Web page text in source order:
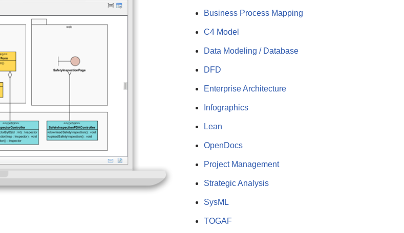
Business Process Mapping
C4 Model
Data Modeling / Database
DFD
Enterprise Architecture
Infographics
Lean
OpenDocs
Project Management
Strategic Analysis
SysML
TOGAF